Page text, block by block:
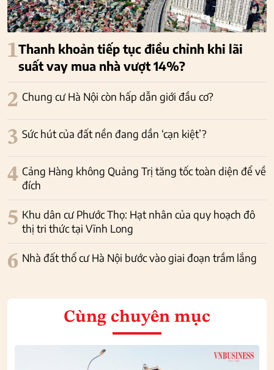
1Thanh khoản tiếp tục điều chỉnh khi lãi
suất vay mua nhà vượt 14%?
2 Chung cư Hà Nội còn hấp dẫn giới đầu cơ?
3 Sức hút của đất nền đang dần ‘cạn kiệt’?
4 Cảng Hàng không Quảng Trị tăng tốc toàn diện để về
đích
5 Khu dân cư Phước Thọ: Hạt nhân của quy hoạch đô
thị tri thức tại Vĩnh Long
6 Nhà đất thổ cư Hà Nội bước vào giai đoạn trầm lắng
Cùng chuyên mục